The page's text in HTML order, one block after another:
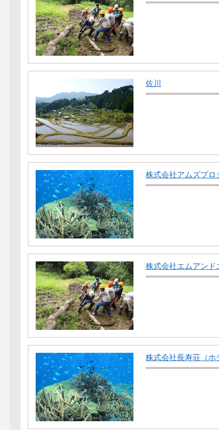
佐川
株式会社アムズプロ
株式会社エムアンド
株式会社長寿荘（ホ